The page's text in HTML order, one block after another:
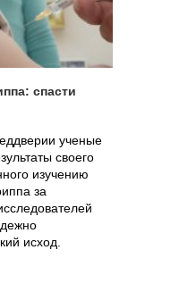
спасти
ученые
своего
изучению
за
исход.